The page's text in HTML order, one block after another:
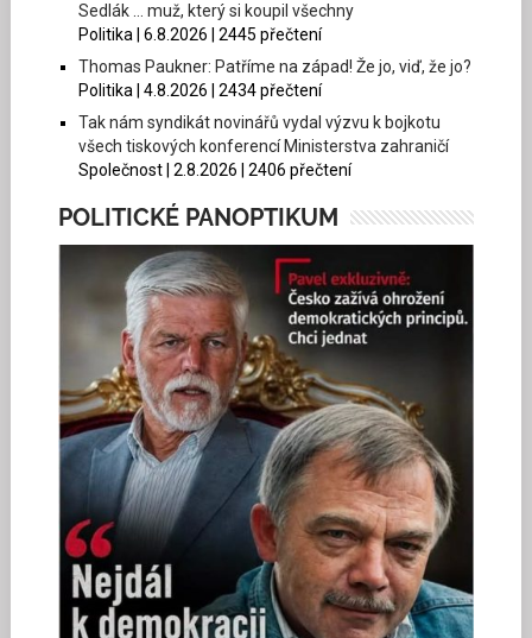
Sedlák … muž, který si koupil všechny
Politika | 6.8.2026 | 2445 přečtení
Thomas Paukner: Patříme na západ! Že jo, viď, že jo?
Politika | 4.8.2026 | 2434 přečtení
Tak nám syndikát novinářů vydal výzvu k bojkotu
všech tiskových konferencí Ministerstva zahraničí
Společnost | 2.8.2026 | 2406 přečtení
POLITICKÉ PANOPTIKUM